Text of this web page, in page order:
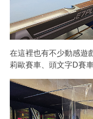
在這裡也有不少動感遊
莉歐賽車、頭文字D賽車